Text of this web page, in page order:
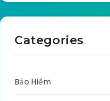
Categories
Bảo Hiểm